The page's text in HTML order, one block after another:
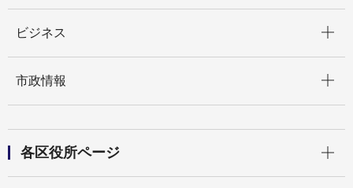
ビジネス
市政情報
各区役所ページ